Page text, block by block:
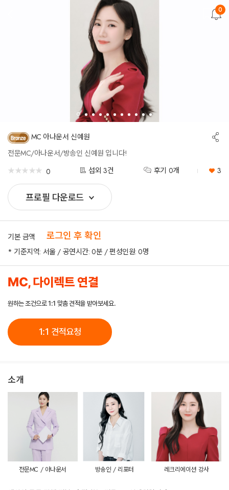
0
MC 아나운서 신예원
전문MC/아나운서/방송인 신예원 입니다!
★★★★★
★★★★★ 0 섭외 3건 후기 0개 3
프로필 다운로드
공
유
기본 금액 로그인 후 확인
* 기준지역: 서울 / 공연시간: 0분 / 편성인원: 0명
MC, 다이렉트 연결
원하는 조건으로 1:1 맞춤 견적을 받아보세요.
1:1 견적요청
소개
전문MC / 아나운서 방송인 / 리포터 레크리에이션 강사